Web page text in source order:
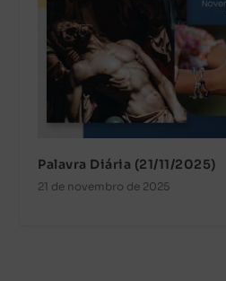
Palavra Diária (21/11/2025)
21 de novembro de 2025